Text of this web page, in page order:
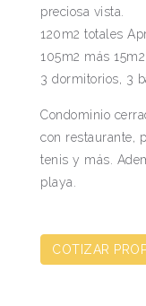
preciosa vista.
120m2 totales
105m2 más
3 dormitorios, 3
Condominio
con restaurante,
tenis y más.
playa.
COTIZAR